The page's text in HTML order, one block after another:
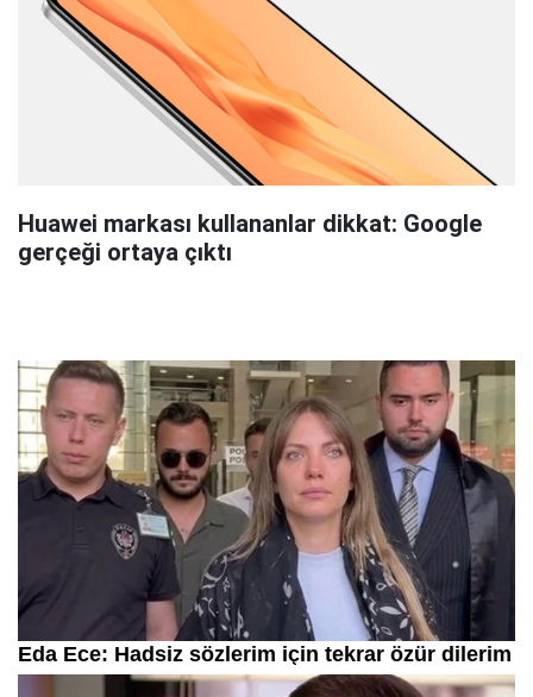
Huawei markası kullananlar dikkat: Google
gerçeği ortaya çıktı